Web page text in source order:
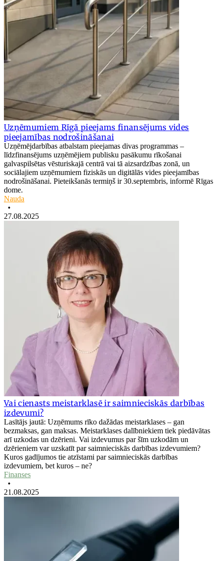
Uzņēmumiem Rīgā pieejams finansējums vides
pieejamības nodrošināšanai
Uzņēmējdarbības atbalstam pieejamas divas programmas –
līdzfinansējums uzņēmējiem publisku pasākumu rīkošanai
galvaspilsētas vēsturiskajā centrā vai tā aizsardzības zonā, un
sociālajiem uzņēmumiem fiziskās un digitālās vides pieejamības
nodrošināšanai. Pieteikšanās termiņš ir 30.septembris, informē Rīgas
dome.
Nauda
•
27.08.2025
Vai cienasts meistarklasē ir saimnieciskās darbības
izdevumi?
Lasītājs jautā: Uzņēmums rīko dažādas meistarklases – gan
bezmaksas, gan maksas. Meistarklases dalībniekiem tiek piedāvātas
arī uzkodas un dzērieni. Vai izdevumus par šīm uzkodām un
dzērieniem var uzskatīt par saimnieciskās darbības izdevumiem?
Kuros gadījumos tie atzīstami par saimnieciskās darbības
izdevumiem, bet kuros – ne?
Finanses
•
21.08.2025